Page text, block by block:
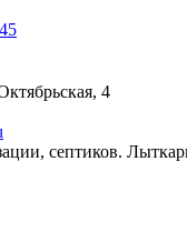
4
септиков.